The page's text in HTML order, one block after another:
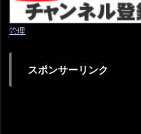
管理
スポンサーリンク